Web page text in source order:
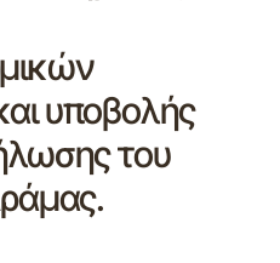
υποβολής
του